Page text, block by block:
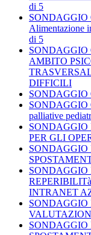
di 5
SONDAGGIO
Alimentazione
di 5
SONDAGGIO
AMBITO
DIFFICILI
SONDAGGIO
SONDAGGIO
palliative
SONDAGGIO
PER GLI
SONDAGGIO
SONDAGGIO
INTRANET
SONDAGGIO
SONDAGGIO